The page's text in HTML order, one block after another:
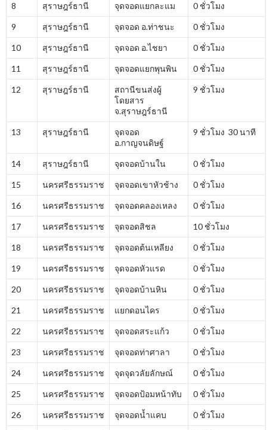
8 สุราษฎร์ธานี จุดจอดแยกละแม 0 ชั่วโมง
9 สุราษฎร์ธานี จุดจอด อ.ท่าชนะ 0 ชั่วโมง
10 สุราษฎร์ธานี จุดจอด อ.ไชยา 0 ชั่วโมง
11 สุราษฎร์ธานี จุดจอดแยกพุนพิน 0 ชั่วโมง
12 สุราษฎร์ธานี
สถานีขนส่งผู้
โดยสาร
จ.สุราษฎร์ธานี
9 ชั่วโมง
13 สุราษฎร์ธานี
จุดจอด
อ.กาญจนดิษฐ์
9 ชั่วโมง 30 นาที
14 สุราษฎร์ธานี จุดจอดบ้านใน 0 ชั่วโมง
15 นครศรีธรรมราช จุดจอดเขาหัวช้าง 0 ชั่วโมง
16 นครศรีธรรมราช จุดจอดคลองเหลง 0 ชั่วโมง
17 นครศรีธรรมราช จุดจอดสิชล 10 ชั่วโมง
18 นครศรีธรรมราช จุดจอดต้นเหลียง 0 ชั่วโมง
19 นครศรีธรรมราช จุดจอดหัวแรด 0 ชั่วโมง
20 นครศรีธรรมราช จุดจอดบ้านหิน 0 ชั่วโมง
21 นครศรีธรรมราช แยกดอนไคร 0 ชั่วโมง
22 นครศรีธรรมราช จุดจอดสระแก้ว 0 ชั่วโมง
23 นครศรีธรรมราช จุดจอดท่าศาลา 0 ชั่วโมง
24 นครศรีธรรมราช จุดจุดวลัยลักษณ์ 0 ชั่วโมง
25 นครศรีธรรมราช จุดจอดป้อมหน้าทับ 0 ชั่วโมง
26 นครศรีธรรมราช จุดจอดน้ำแคบ 0 ชั่วโมง